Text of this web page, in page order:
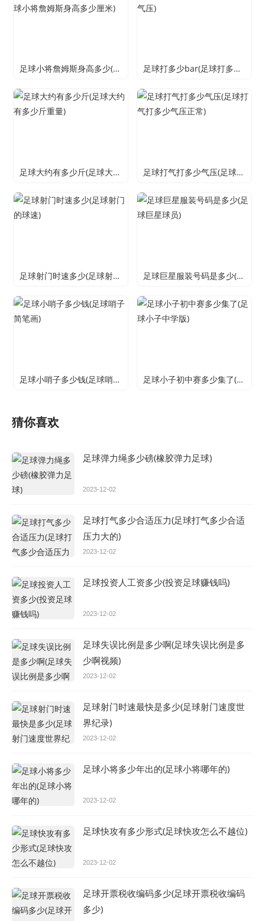
足球小将詹姆斯身高多少(足球小将詹姆斯身高多少厘米) 足球打多少bar(足球打多少气压)
足球大约有多少斤(足球大约有多少斤重量) 足球打气打多少气压(足球打气打多少气压正常)
足球射门时速多少(足球射门的球速) 足球巨星服装号码是多少(足球巨星球员)
足球小哨子多少钱(足球哨子简笔画) 足球小子初中赛多少集了(足球小子中学版)
猜你喜欢
足球弹力绳多少磅(橡胶弹力足球)
2023-12-02
足球打气多少合适压力(足球打气多少合适
压力大的)
2023-12-02
足球投资人工资多少(投资足球赚钱吗)
2023-12-02
足球失误比例是多少啊(足球失误比例是多
少啊视频)
2023-12-02
足球射门时速最快是多少(足球射门速度世
界纪录)
2023-12-02
足球小将多少年出的(足球小将哪年的)
2023-12-02
足球快攻有多少形式(足球快攻怎么不越位)
2023-12-02
足球开票税收编码多少(足球开票税收编码
多少)